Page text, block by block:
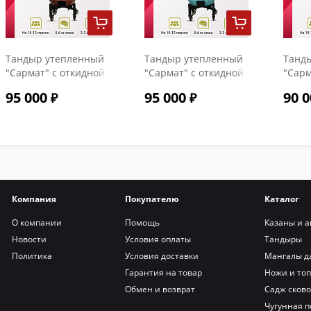
Тандыр утепленный
"Сармат" с откидной
термометром цвет
95 000
Тандыр утепленный
"Сармат" с откидной
термометром цвет
95 000 90
Компания
О компании
Новости
Политика
Покупателю
Помощь
Условия оплаты
Условия доставки
Гарантия на товар
Обмен и возврат
Каталог
Казаны и
Тандыры
Мангалы
Ножи и
Садж
Чугунная